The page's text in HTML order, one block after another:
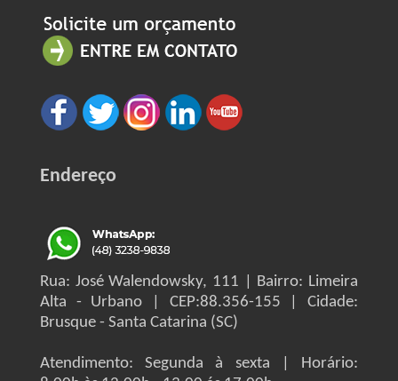
Endereço
Rua: José Walendowsky, 111 | Bairro: Limeira
Alta - Urbano | CEP:88.356-155 | Cidade:
Brusque - Santa Catarina (SC)
Atendimento: Segunda à sexta | Horário: